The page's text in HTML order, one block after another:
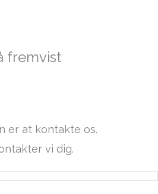
fremvist
er at kontakte os.
vi dig.